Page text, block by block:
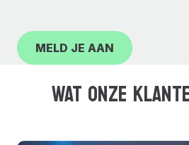
MELD JE AAN
WAT ONZE